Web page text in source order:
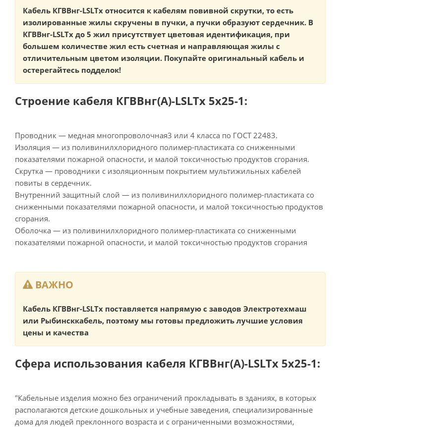
Кабель КГВВнг-LSLTx относится к кабелям повивной скрутки, то есть
изолированные жилы скручены в пучки, а пучки образуют сердечник. В
КГВВнг-LSLTx до 5 жил присутствует цветовая идентификация, при
большем количестве жил есть счетная и направляющая жилы с
отличительным цветом изоляции. Покупайте оригинальный кабель и
остерегайтесь подделок!
Строение кабеля КГВВнг(А)-LSLTx 5х25-1:
Проводник — медная многопроволочная3 или 4 класса по ГОСТ 22483.
Изоляция — из поливинилхлоридного полимер-пластиката со сниженными
показателями пожарной опасности, и малой токсичностью продуктов сгорания.
Скрутка — проводники с изоляционным покрытием мультижильных кабелей
повиты в сердечник.
Внутренний защитный слой — из поливинилхлоридного полимер-пластиката со
сниженными показателями пожарной опасности, и малой токсичностью продуктов
сгорания.
Оболочка — из поливинилхлоридного полимер-пластиката со сниженными
показателями пожарной опасности, и малой токсичностью продуктов сгорания
ВАЖНО
Кабель КГВВнг-LSLTx поставляется напрямую с заводов Электротехмаш
или Рыбинсккабель, поэтому мы готовы предложить лучшие условия
цены и качества
Сфера использования кабеля КГВВнг(А)-LSLTx 5х25-1:
"Кабельные изделия можно без ограничений прокладывать в зданиях, в которых
располагаются детские дошкольных и учебные заведения, специализированные
дома для людей преклонного возраста и с ограниченными возможностями,